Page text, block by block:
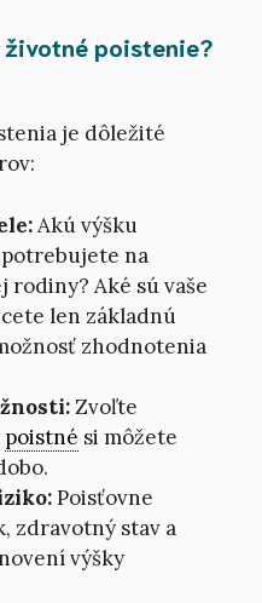
poistenie?
je dôležité
Akú výšku
na
rodiny? Aké sú vaše
len základnú
zhodnotenia
Zvoľte
poistné si môžete
Poisťovne
zdravotný stav a
výšky